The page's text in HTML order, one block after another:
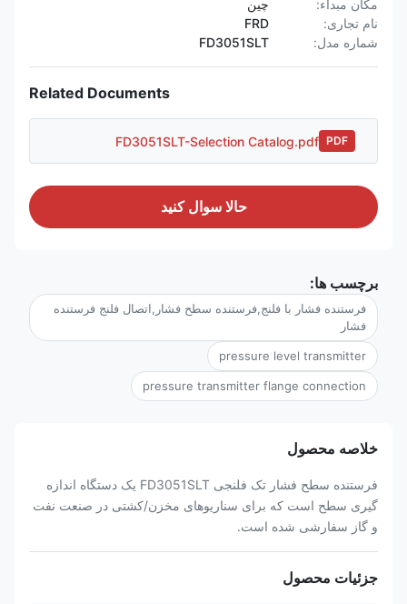
مکان مبداء:
نام تجاری:
شماره مدل:
FD3051SLT
Related Documents
FD3051SLT-Selection Catalog.pdf
حالا سوال کنيد
برچسب ها:
فرستنده فشار با فلنج,فرستنده سطح فشار,اتصال فلنج فرستنده
فشار
pressure level transmitter
pressure transmitter flange connection
خلاصه محصول
فرستنده سطح فشار تک فلنجی FD3051SLT یک دستگاه اندازه
گیری سطح است که برای سناریوهای مخزن/کشتی در صنعت نفت
و گاز سفارشی شده است.
جزئیات محصول